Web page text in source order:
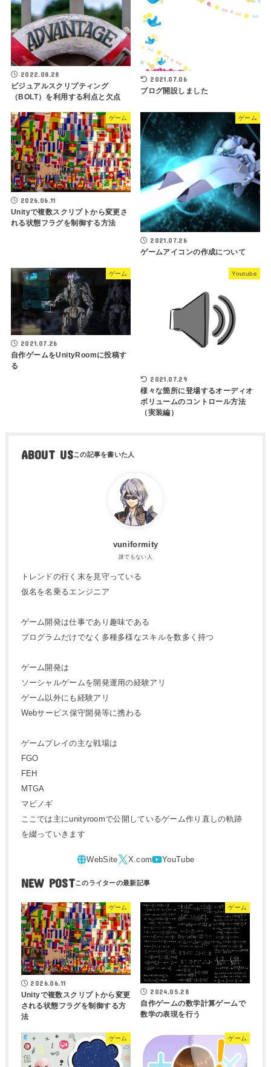
2022.08.28
ビジュアルスクリプティング
（BOLT）を利用する利点と欠点
2021.07.06
ブログ開設しました
ゲーム
2026.06.11
Unityで複数スクリプトから変更さ
れる状態フラグを制御する方法
ゲーム
2021.07.26
ゲームアイコンの作成について
ゲーム
2021.07.26
自作ゲームをUnityRoomに投稿す
る
Youtube
2021.07.29
様々な箇所に登場するオーディオ
ボリュームのコントロール方法
（実装編）
ABOUT US
vuniformity
誰でもない人
トレンドの行く末を見守っている
仮名を名乗るエンジニア
ゲーム開発は仕事であり趣味である
プログラムだけでなく多種多様なスキルを数多く持つ
ゲーム開発は
ソーシャルゲームを開発運用の経験アリ
ゲーム以外にも経験アリ
Webサービス保守開発等に携わる
ゲームプレイの主な戦場は
FGO
FEH
MTGA
マビノギ
ここでは主にunityroomで公開しているゲーム作り直しの軌跡
を綴っていきます
NEW POST
ゲーム
2026.06.11
Unityで複数スクリプトから変更
される状態フラグを制御する方
法
ゲーム
2024.05.28
自作ゲームの数学計算ゲームで
数学の表現を行う
ゲーム ゲーム